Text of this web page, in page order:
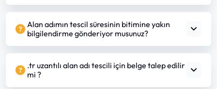
Alan adımın tescil süresinin bitimine yakın
bilgilendirme gönderiyor musunuz?
.tr uzantılı alan adı tescili için belge talep edilir
mi ?